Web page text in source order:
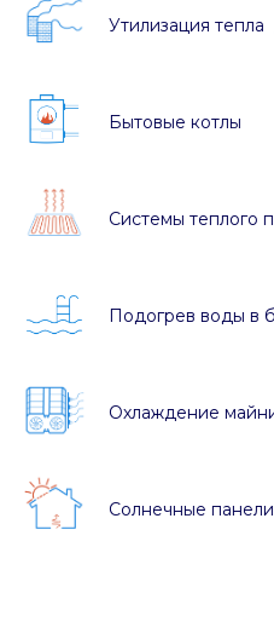
Утилизация тепла
Бытовые котлы
Системы теплого
Подогрев воды в
Охлаждение
Солнечные